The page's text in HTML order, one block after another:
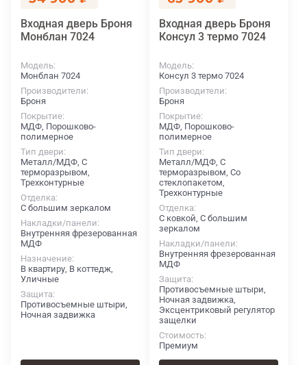
Входная дверь Броня
Монблан 7024
Модель
Монблан 7024
Производители
Броня
Покрытие
МДФ, Порошково-
полимерное
Тип двери
Металл/МДФ, С
терморазрывом,
Трехконтурные
Отделка
С большим зеркалом
Накладки/панели
Внутренняя фрезерованная
МДФ
Назначение
В квартиру, В коттедж,
Уличные
Защита
Противосъемные штыри,
Ночная задвижка
Входная дверь Броня
Консул 3 термо 7024
Модель
Консул 3 термо 7024
Производители
Броня
Покрытие
МДФ, Порошково-
полимерное
Тип двери
Металл/МДФ, С
терморазрывом, Со
стеклопакетом,
Трехконтурные
Отделка
С ковкой, С большим
зеркалом
Накладки/панели
Внутренняя фрезерованная
МДФ
Защита
Противосъемные штыри,
Ночная задвижка,
Эксцентриковый регулятор
защелки
Стоимость
Премиум